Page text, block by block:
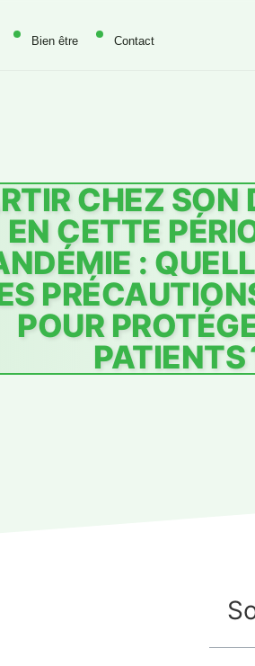
Bien être Contact
CHEZ SON
EN CETTE
:
POUR
PATIENTS